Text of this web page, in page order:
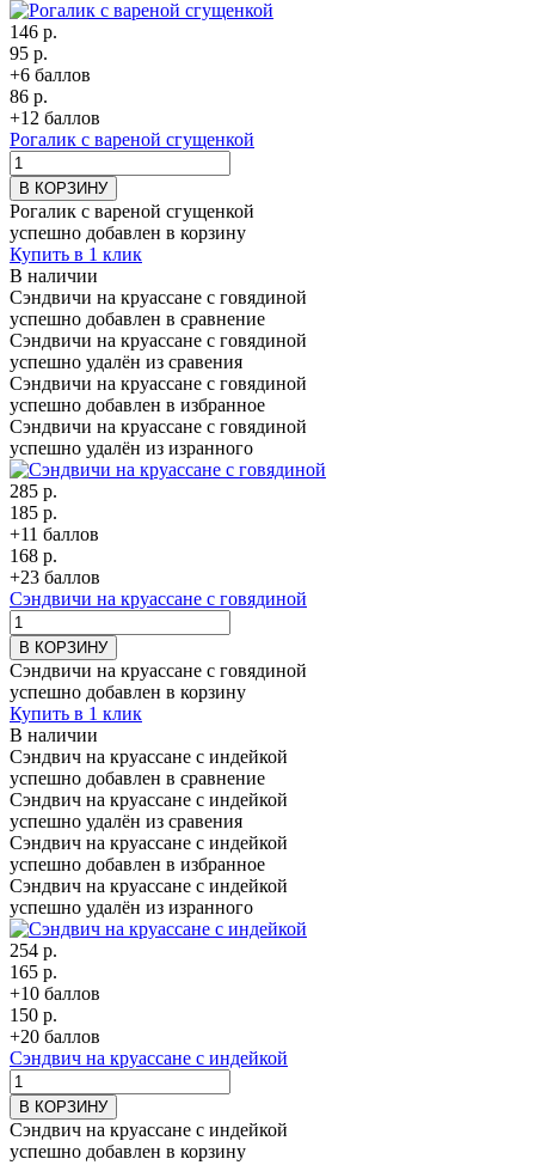
146 р.
95 р.
+6 баллов
86 р.
+12 баллов
Рогалик с вареной сгущенкой
В КОРЗИНУ
Рогалик с вареной сгущенкой
успешно добавлен в корзину
Купить в 1 клик
В наличии
Сэндвичи на круассане с говядиной
успешно добавлен в сравнение
Сэндвичи на круассане с говядиной
успешно удалён из сравения
Сэндвичи на круассане с говядиной
успешно добавлен в избранное
Сэндвичи на круассане с говядиной
успешно удалён из изранного
285 р.
185 р.
+11 баллов
168 р.
+23 баллов
Сэндвичи на круассане с говядиной
В КОРЗИНУ
Сэндвичи на круассане с говядиной
успешно добавлен в корзину
Купить в 1 клик
В наличии
Сэндвич на круассане с индейкой
успешно добавлен в сравнение
Сэндвич на круассане с индейкой
успешно удалён из сравения
Сэндвич на круассане с индейкой
успешно добавлен в избранное
Сэндвич на круассане с индейкой
успешно удалён из изранного
254 р.
165 р.
+10 баллов
150 р.
+20 баллов
Сэндвич на круассане с индейкой
В КОРЗИНУ
Сэндвич на круассане с индейкой
успешно добавлен в корзину